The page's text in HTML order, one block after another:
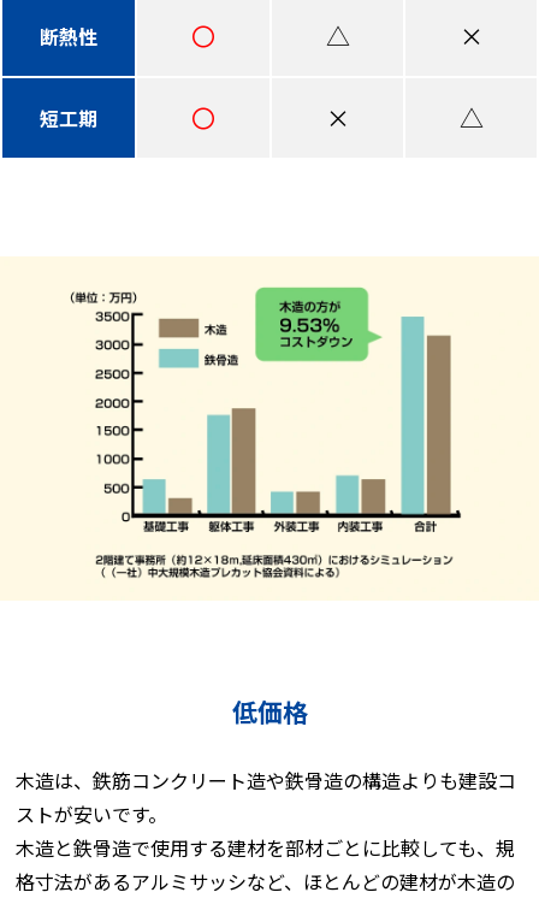
断熱性 〇 △ ×
短工期 〇 × △
低価格
木造は、鉄筋コンクリート造や鉄骨造の構造よりも建設コ
ストが安いです。
木造と鉄骨造で使用する建材を部材ごとに比較しても、規
格寸法があるアルミサッシなど、ほとんどの建材が木造の